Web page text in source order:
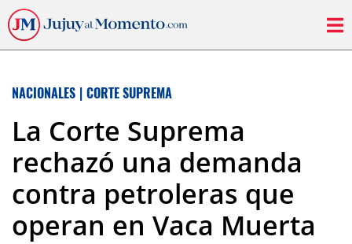
NACIONALES | CORTE SUPREMA
La Corte Suprema
rechazó una demanda
contra petroleras que
operan en Vaca Muerta